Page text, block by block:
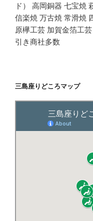
ド） 高岡銅器 七宝焼
信楽焼 万古焼 常滑焼
原欅工芸 加賀金箔工
引き商社多数
三島座りどころマップ